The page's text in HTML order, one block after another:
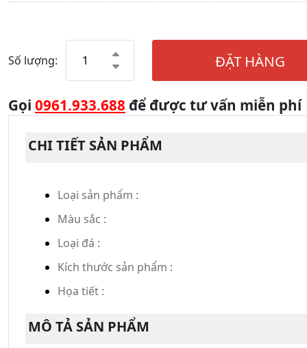
Số lượng: ĐẶT HÀNG
Gọi 0961.933.688 để được tư vấn miễn phí
CHI TIẾT SẢN PHẨM
Loại sản phẩm :
Màu sắc :
Loại đá :
Kích thước sản phẩm :
Họa tiết :
MÔ TẢ SẢN PHẨM